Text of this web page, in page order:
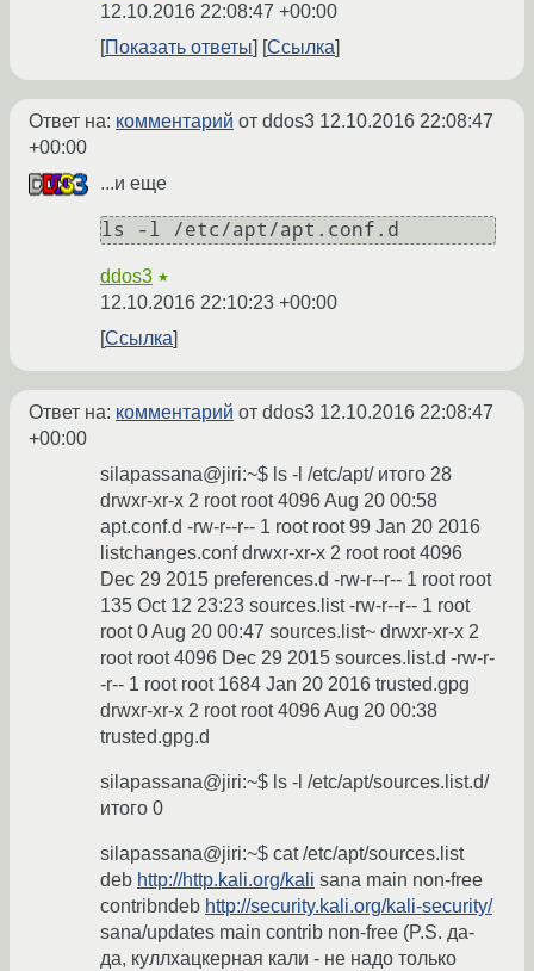
12.10.2016 22:08:47 +00:00
Показать ответы
Ссылка
Ответ на: комментарий от ddos3 12.10.2016 22:08:47
+00:00
...и еще
ls -l /etc/apt/apt.conf.d
ddos3 ★
12.10.2016 22:10:23 +00:00
Ссылка
Ответ на: комментарий от ddos3 12.10.2016 22:08:47
+00:00
silapassana@jiri:~$ ls -l /etc/apt/ итого 28
drwxr-xr-x 2 root root 4096 Aug 20 00:58
apt.conf.d -rw-r--r-- 1 root root 99 Jan 20 2016
listchanges.conf drwxr-xr-x 2 root root 4096
Dec 29 2015 preferences.d -rw-r--r-- 1 root root
135 Oct 12 23:23 sources.list -rw-r--r-- 1 root
root 0 Aug 20 00:47 sources.list~ drwxr-xr-x 2
root root 4096 Dec 29 2015 sources.list.d -rw-r-
-r-- 1 root root 1684 Jan 20 2016 trusted.gpg
drwxr-xr-x 2 root root 4096 Aug 20 00:38
trusted.gpg.d
silapassana@jiri:~$ ls -l /etc/apt/sources.list.d/
итого 0
silapassana@jiri:~$ cat /etc/apt/sources.list
deb http://http.kali.org/kali sana main non-free
contribndeb http://security.kali.org/kali-security/
sana/updates main contrib non-free (P.S. да-
да, куллхацкерная кали - не надо только